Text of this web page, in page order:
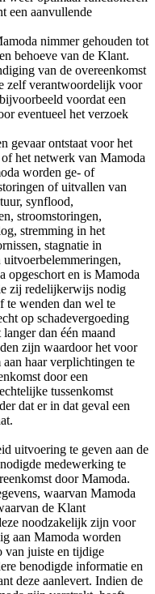
een aanvullende
nimmer gehouden tot
behoeve van de Klant.
van de overeenkomst
zelf verantwoordelijk voor
voordat een
eventueel het verzoek
gevaar ontstaat voor het
het netwerk van Mamoda
worden ge- of
of uitvallen van
synflood,
stroomstoringen,
stremming in het
stagnatie in
opgeschort en is Mamoda
zij redelijkerwijs nodig
te wenden dan wel te
op schadevergoeding
dan één maand
zijn waardoor het voor
haar verplichtingen te
door een
tussenkomst
dat er in dat geval een
uitvoering te geven aan de
medewerking te
door Mamoda.
waarvan Mamoda
de Klant
noodzakelijk zijn voor
aan Mamoda worden
van juiste en tijdige
benodigde informatie en
deze aanlevert. Indien de